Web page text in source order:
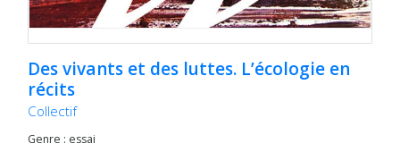
Des vivants et des luttes. L’écologie en
récits
Collectif
Genre : essai